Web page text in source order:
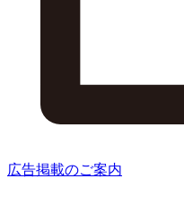
広告掲載のご案内